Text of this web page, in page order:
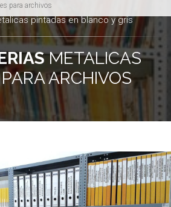
para archivos
pintadas en blanco y gris
METALICAS
ARCHIVOS